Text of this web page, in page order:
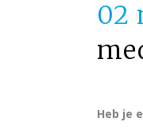
02
Heb je